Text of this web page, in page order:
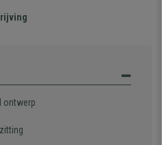
ontwerp